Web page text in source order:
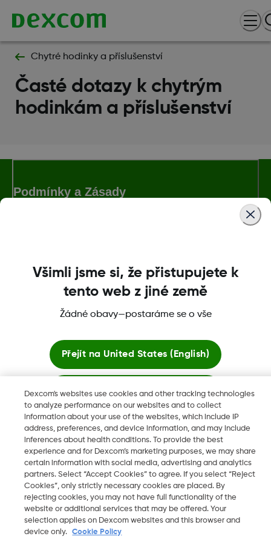
Chytré hodinky a příslušenství
Časté dotazy k chytrým
hodinkám a příslušenství
Podmínky a Zásady
Dexcom, Dexcom Clarity, Dexcom Follow, Dexcom One,
registrované ochranné známky ve Spojených státech a mohou
být registrovány v jiných zemích.
2026 Dexcom, Inc. Všechna práva vyhrazena.
CZ
Změnit region
Dexcom's websites use cookies and other tracking technologies
to analyze performance on our websites and to collect
information about your use of the websites, which include IP
address, preferences, and device information, and may include
inferences about health conditions. To provide the best
experience and for Dexcom’s marketing purposes, we may share
certain information with social media, advertising and analytics
partners. Select “Accept Cookies” to agree. If you select “Reject
Cookies”, only strictly necessary cookies are placed. By
rejecting cookies, you may not have full functionality of the
website or additional services that may be offered. Your
selection applies on Dexcom websites and this browser and
device only.
Cookie Policy
Všimli jsme si, že přistupujete k
tento web z jiné země
Žádné obavy—postaráme se o vše
Přejít na United States (English)
Zůstat zde
Zobrazit globální webové stránky